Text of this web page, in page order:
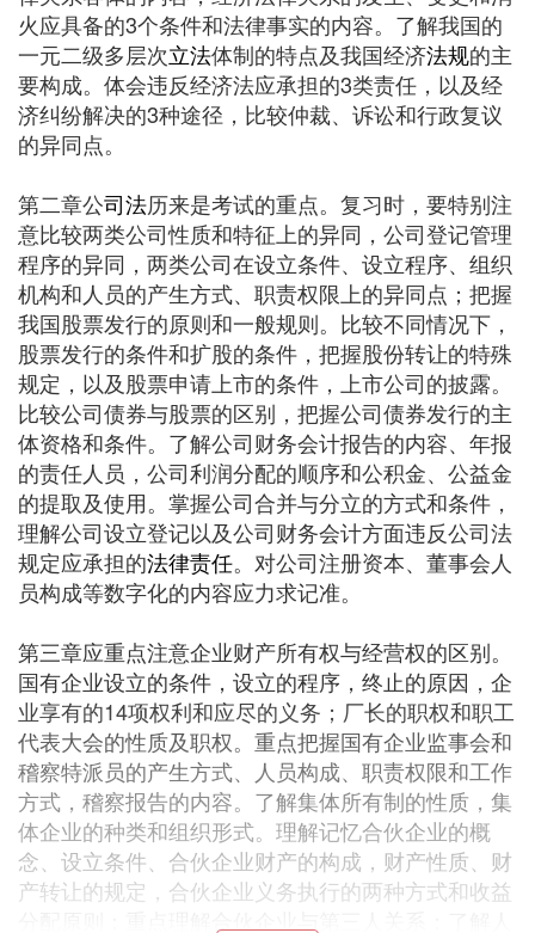
火应具备的3个条件和法律事实的内容。了解我国的
一元二级多层次立法体制的特点及我国经济法规的主
要构成。体会违反经济法应承担的3类责任，以及经
济纠纷解决的3种途径，比较仲裁、诉讼和行政复议
的异同点。
第二章公司法历来是考试的重点。复习时，要特别注
意比较两类公司性质和特征上的异同，公司登记管理
程序的异同，两类公司在设立条件、设立程序、组织
机构和人员的产生方式、职责权限上的异同点；把握
我国股票发行的原则和一般规则。比较不同情况下，
股票发行的条件和扩股的条件，把握股份转让的特殊
规定，以及股票申请上市的条件，上市公司的披露。
比较公司债券与股票的区别，把握公司债券发行的主
体资格和条件。了解公司财务会计报告的内容、年报
的责任人员，公司利润分配的顺序和公积金、公益金
的提取及使用。掌握公司合并与分立的方式和条件，
理解公司设立登记以及公司财务会计方面违反公司法
规定应承担的法律责任。对公司注册资本、董事会人
员构成等数字化的内容应力求记准。
第三章应重点注意企业财产所有权与经营权的区别。
国有企业设立的条件，设立的程序，终止的原因，企
业享有的14项权利和应尽的义务；厂长的职权和职工
代表大会的性质及职权。重点把握国有企业监事会和
稽察特派员的产生方式、人员构成、职责权限和工作
方式，稽察报告的内容。了解集体所有制的性质，集
体企业的种类和组织形式。理解记忆合伙企业的概
念、设立条件、合伙企业财产的构成，财产性质、财
产转让的规定，合伙企业义务执行的两种方式和收益